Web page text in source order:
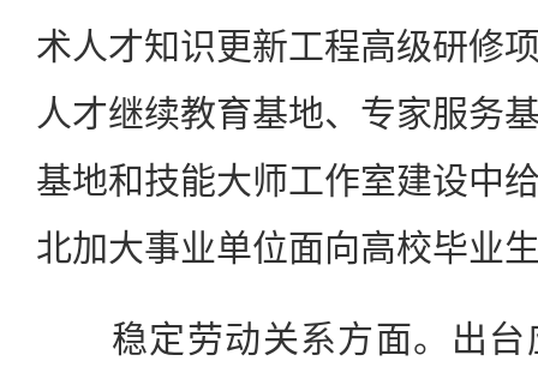
术人才知识更新工程高级研修
人才继续教育基地、专家服务
基地和技能大师工作室建设中
北加大事业单位面向高校毕业
稳定劳动关系方面。出台